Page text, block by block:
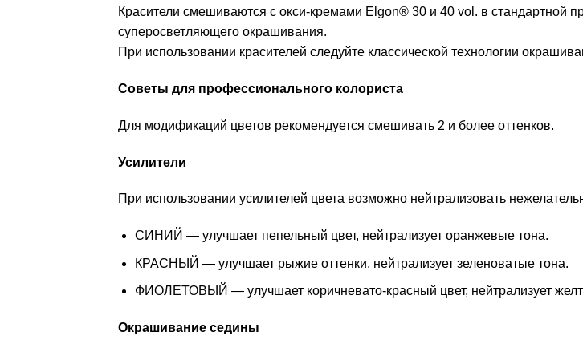
Красители смешиваются с окси-кремами Elgon® 30 и 40 vol. в стандартной
суперосветляющего окрашивания.
При использовании красителей следуйте классической технологии
Советы для профессионального колориста
Для модификаций цветов рекомендуется смешивать 2 и более оттенков.
Усилители
При использовании усилителей цвета возможно нейтрализовать
СИНИЙ — улучшает пепельный цвет, нейтрализует оранжевые тона.
КРАСНЫЙ — улучшает рыжие оттенки, нейтрализует зеленоватые тона.
ФИОЛЕТОВЫЙ — улучшает коричневато-красный цвет, нейтрализует
Окрашивание седины